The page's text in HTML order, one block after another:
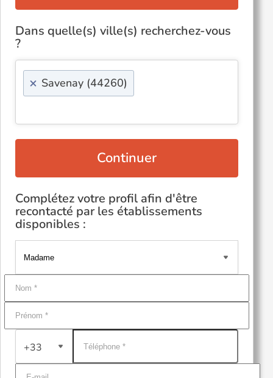
Dans quelle(s) ville(s) recherchez-vous
?
× Savenay (44260)
Continuer
Complétez votre profil afin d'être
recontacté par les établissements
disponibles :
+33